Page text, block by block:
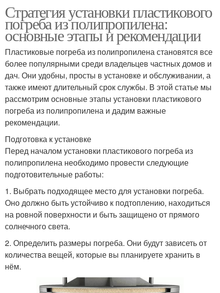
Стратегия установки пластикового
погреба из полипропилена:
основные этапы и рекомендации
Пластиковые погреба из полипропилена становятся все
более популярными среди владельцев частных домов и
дач. Они удобны, просты в установке и обслуживании, а
также имеют длительный срок службы. В этой статье мы
рассмотрим основные этапы установки пластикового
погреба из полипропилена и дадим важные
рекомендации.
Подготовка к установке
Перед началом установки пластикового погреба из
полипропилена необходимо провести следующие
подготовительные работы:
1. Выбрать подходящее место для установки погреба.
Оно должно быть устойчиво к подтоплению, находиться
на ровной поверхности и быть защищено от прямого
солнечного света.
2. Определить размеры погреба. Они будут зависеть от
количества вещей, которые вы планируете хранить в
нём.